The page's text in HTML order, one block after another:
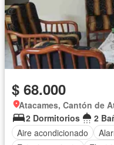
$ 68.000
Atacames, Cantón de
2 Dormitorios
2
Aire acondicionado